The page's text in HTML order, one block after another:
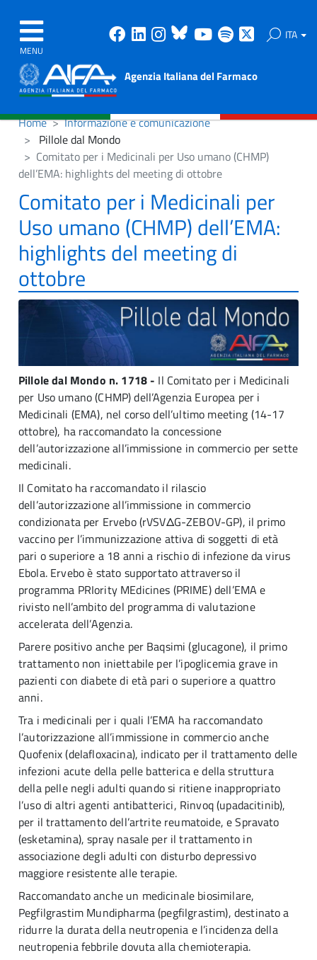
MENU
Facebook
Linkedin
Instagram
Bluesky
Youtube
Spotify ITA
Agenzia Italiana del Farmaco
Home
Informazione e comunicazione
Pillole dal Mondo
Comitato per i Medicinali per Uso umano (CHMP)
dell’EMA: highlights del meeting di ottobre
Comitato per i Medicinali per
Uso umano (CHMP) dell’EMA:
highlights del meeting di
ottobre
Pillole dal Mondo n. 1718 - Il Comitato per i Medicinali
per Uso umano (CHMP) dell’Agenzia Europea per i
Medicinali (EMA), nel corso dell’ultimo meeting (14-17
ottobre), ha raccomandato la concessione
dell’autorizzazione all’immissione in commercio per sette
medicinali.
Il Comitato ha raccomandato il rilascio
dell’autorizzazione all’immissione in commercio
condizionata per Ervebo (rVSVΔG-ZEBOV-GP), il primo
vaccino per l’immunizzazione attiva di soggetti di età
pari o superiore a 18 anni a rischio di infezione da virus
Ebola. Ervebo è stato supportato attraverso il
programma PRIority MEdicines (PRIME) dell’EMA e
rivisto nell’ambito del programma di valutazione
accelerata dell’Agenzia.
Parere positivo anche per Baqsimi (glucagone), il primo
trattamento non iniettabile per l’ipoglicemia grave in
pazienti con diabete di età pari o superiore a quattro
anni.
Tra i medicinali per i quali l’EMA ha raccomandato
l’autorizzazione all’immissione in commercio anche
Quofenix (delafloxacina), indicato per il trattamento delle
infezioni acute della pelle batterica e della struttura
della pelle negli adulti quando si ritiene inappropriato
l’uso di altri agenti antibatterici, Rinvoq (upadacitinib),
per il trattamento dell’artrite reumatoide, e Spravato
(esketamina), spray nasale per il trattamento in
associazione degli adulti con disturbo depressivo
maggiore resistente alle terapie.
Raccomandato anche un medicinale biosimilare,
Pegfilgrastim Mundipharma (pegfilgrastim), destinato a
ridurre la durata della neutropenia e l’incidenza della
neutropenia febbrile dovuta alla chemioterapia.